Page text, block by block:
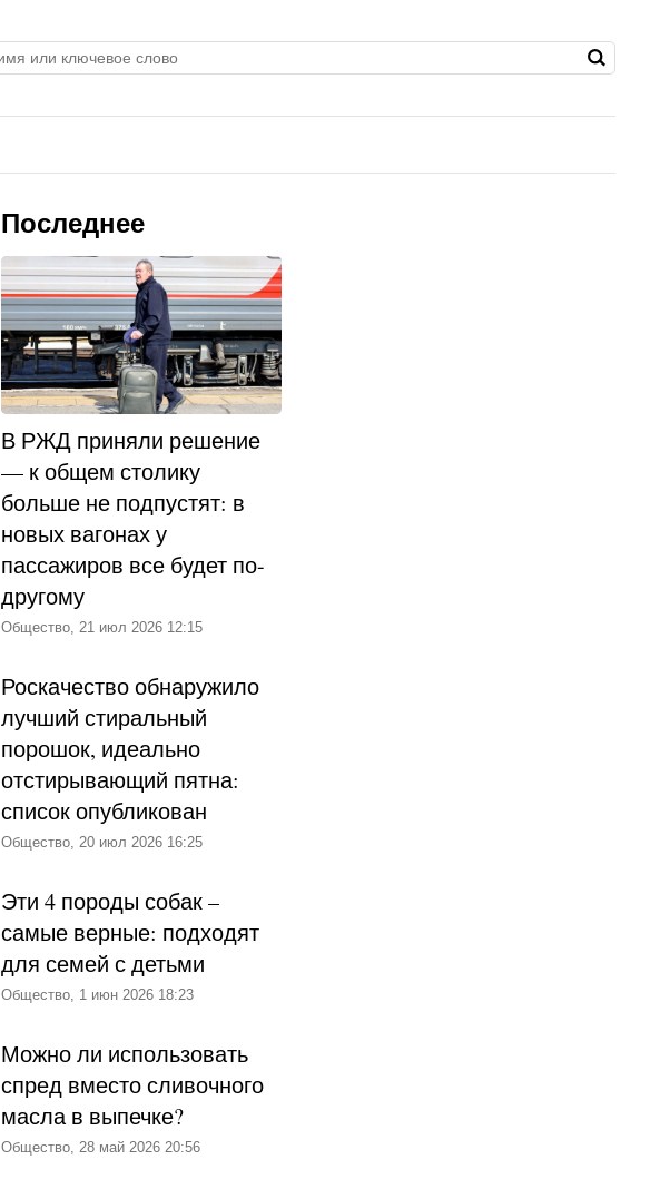
Последнее
В РЖД приняли решение
— к общем столику
больше не подпустят: в
новых вагонах у
пассажиров все будет по-
другому
Общество, 21 июл 2026 12:15
Роскачество обнаружило
лучший стиральный
порошок, идеально
отстирывающий пятна:
список опубликован
Общество, 20 июл 2026 16:25
Эти 4 породы собак –
самые верные: подходят
для семей с детьми
Общество, 1 июн 2026 18:23
Можно ли использовать
спред вместо сливочного
масла в выпечке?
Общество, 28 май 2026 20:56